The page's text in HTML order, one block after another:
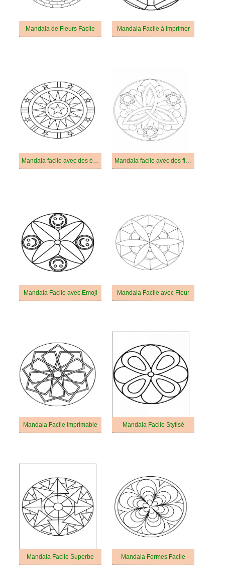
Mandala de Fleurs Facile Mandala Facile à Imprimer
Mandala facile avec des étoiles Mandala facile avec des fleurs
Mandala Facile avec Emoji Mandala Facile avec Fleur
Mandala Facile Imprimable Mandala Facile Stylisé
Mandala Facile Superbe Mandala Formes Facile